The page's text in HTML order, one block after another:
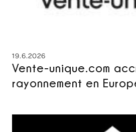
19.6.2026
Vente-unique.com
rayonnement en